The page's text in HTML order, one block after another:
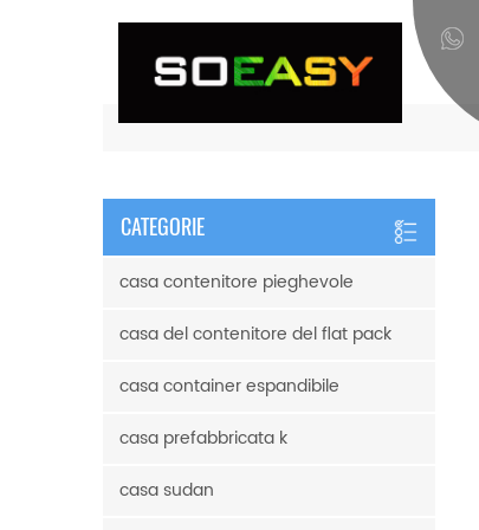
CATEGORIE
casa contenitore pieghevole
casa del contenitore del flat pack
casa container espandibile
casa prefabbricata k
casa sudan